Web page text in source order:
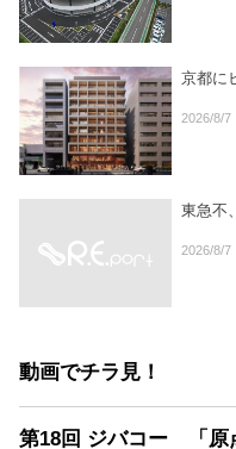
京都に
2026/8/7
東急不
2026/8/7
動画でチラ見！
第18回 ジバコー 「原